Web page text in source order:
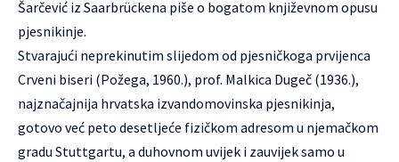
Šarčević iz Saarbrückena piše o bogatom književnom opusu
pjesnikinje.
Stvarajući neprekinutim slijedom od pjesničkoga prvijenca
Crveni biseri (Požega, 1960.), prof. Malkica Dugeč (1936.),
najznačajnija hrvatska izvandomovinska pjesnikinja,
gotovo već peto desetljeće fizičkom adresom u njemačkom
gradu Stuttgartu, a duhovnom uvijek i zauvijek samo u